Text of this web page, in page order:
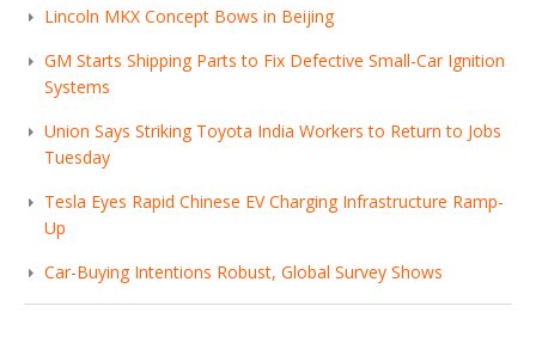
Lincoln MKX Concept Bows in Beijing
GM Starts Shipping Parts to Fix Defective Small-Car Ignition
Systems
Union Says Striking Toyota India Workers to Return to Jobs
Tuesday
Tesla Eyes Rapid Chinese EV Charging Infrastructure Ramp-
Up
Car-Buying Intentions Robust, Global Survey Shows